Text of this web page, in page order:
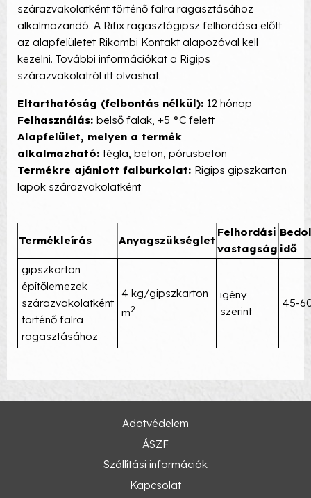
szárazvakolatként történő falra ragasztásához
alkalmazandó. A Rifix ragasztógipsz felhordása előtt
az alapfelületet Rikombi Kontakt alapozóval kell
kezelni. További információkat a Rigips
szárazvakolatról itt olvashat.
Eltarthatóság (felbontás nélkül): 12 hónap
Felhasználás: belső falak, +5 °C felett
Alapfelület, melyen a termék
alkalmazható: tégla, beton, pórusbeton
Termékre ajánlott falburkolat: Rigips gipszkarton
lapok szárazvakolatként
Termékleírás Anyagszükséglet
Felhordási
vastagság idő
gipszkarton
építőlemezek
szárazvakolatként
történő falra
ragasztásához
4 kg/gipszkarton
m2
igény
szerint
45-
Adatvédelem
ÁSZF
Szállítási információk
Kapcsolat